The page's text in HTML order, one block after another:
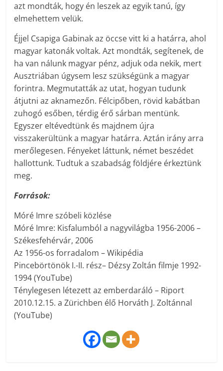
azt mondták, hogy én leszek az egyik tanú, így
elmehettem velük.
Éjjel Csapiga Gabinak az öccse vitt ki a határra, ahol
magyar katonák voltak. Azt mondták, segítenek, de
ha van nálunk magyar pénz, adjuk oda nekik, mert
Ausztriában úgysem lesz szükségünk a magyar
forintra. Megmutatták az utat, hogyan tudunk
átjutni az aknamezőn. Félcipőben, rövid kabátban
zuhogó esőben, térdig érő sárban mentünk.
Egyszer eltévedtünk és majdnem újra
visszakerültünk a magyar határra. Aztán irány arra
merőlegesen. Fényeket láttunk, német beszédet
hallottunk. Tudtuk a szabadság földjére érkeztünk
meg.
Források:
Móré Imre szóbeli közlése
Móré Imre: Kisfalumból a nagyvilágba 1956-2006 –
Székesfehérvár, 2006
Az 1956-os forradalom – Wikipédia
Pincebörtönök I.-II. rész– Dézsy Zoltán filmje 1992-
1994 (YouTube)
Ténylegesen létezett az emberdaráló – Riport
2010.12.15. a Zürichben élő Horváth J. Zoltánnal
(YouTube)